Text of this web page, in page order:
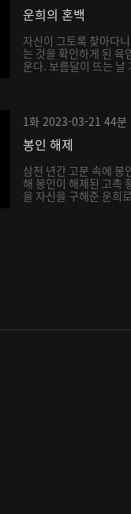
운희의 혼백
자신이 그토록 찾아다
는 것을 확인하게 된 육
운다. 보름달이 뜨는
1화 2023-03-21 44분
봉인 해제
삼천 년간 고분 속에 봉
해 봉인이 해제된 고촉
을 자신을 구해준 운희